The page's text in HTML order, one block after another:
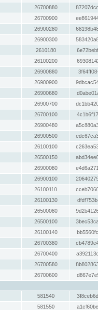
26700880
26700900
26900280
26900300
2610180
26100200
26900880
26900900
26900680
26900700
26700100
26900480
26900500
26100100
26500150
26900080
26900100
26100110
26100130
26500080
26500100
26100140
26700380
26700400
26700580
26700600
581540
581550